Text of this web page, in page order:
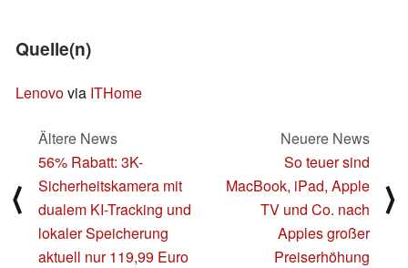
Quelle(n)
Lenovovia ITHome
⟨
Ältere News
56% Rabatt: 3K-
Sicherheitskamera mit
dualem KI-Tracking und
lokaler Speicherung
aktuell nur 119,99 Euro
Neuere News
So teuer sind
MacBook, iPad, Apple
TV und Co. nach
Apples großer
Preiserhöhung
⟩